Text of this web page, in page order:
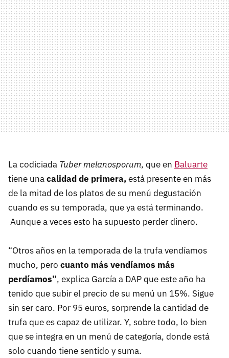
La codiciada Tuber melanosporum, que en Baluarte
tiene unacalidad de primera,está presente en más
de la mitad de los platos de su menú degustación
cuando es su temporada, que ya está terminando.
Aunque a veces esto ha supuesto perder dinero.
“Otros años en la temporada de la trufa vendíamos
mucho, pero cuanto más vendíamos más
perdíamos”, explica García a DAP que este año ha
tenido que subir el precio de su menú un 15%. Sigue
sin ser caro. Por 95 euros, sorprende la cantidad de
trufa que es capaz de utilizar. Y, sobre todo, lo bien
que se integra en un menú de categoría, donde está
solo cuando tiene sentido y suma.